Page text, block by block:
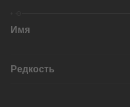
Имя
Редкость